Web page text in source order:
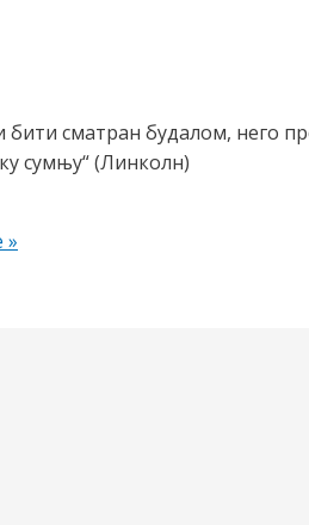
бити сматран будалом, него
сумњу“ (Линколн)
»